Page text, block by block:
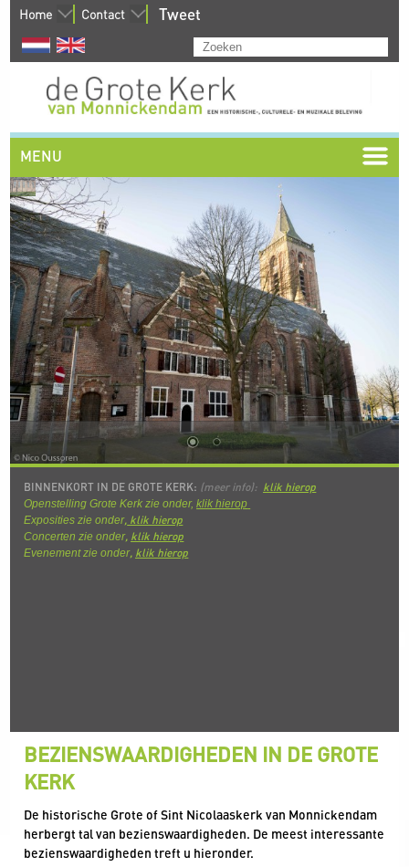
Home Contact Tweet
MENU
BINNENKORT IN DE GROTE KERK: (meer info):klik hierop
Openstelling Grote Kerk zie onder, klik hierop
Exposities zie onder, klik hierop
Concerten zie onder,klik hierop
Evenement zie onder,klik hierop
BEZIENSWAARDIGHEDEN IN DE GROTE
KERK
De historische Grote of Sint Nicolaaskerk van Monnickendam
herbergt tal van bezienswaardigheden. De meest interessante
bezienswaardigheden treft u hieronder.